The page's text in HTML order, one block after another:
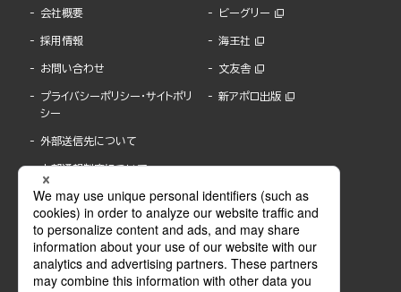
会社概要
採用情報
お問い合わせ
プライバシーポリシー・サイトポリ
シー
外部送信先について
内部通報制度について
ビーグリー
海王社
文友舎
新アポロ出版